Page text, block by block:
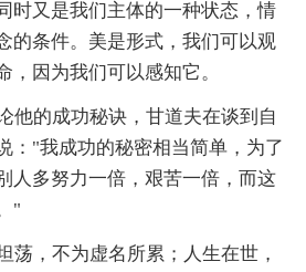
时又是我们主体的一种状态，情
的条件。美是形式，我们可以观
，因为我们可以感知它。
的成功秘诀，甘道夫在谈到自
："我成功的秘密相当简单，为了
人多努力一倍，艰苦一倍，而这
"
，不为虚名所累；人生在世，